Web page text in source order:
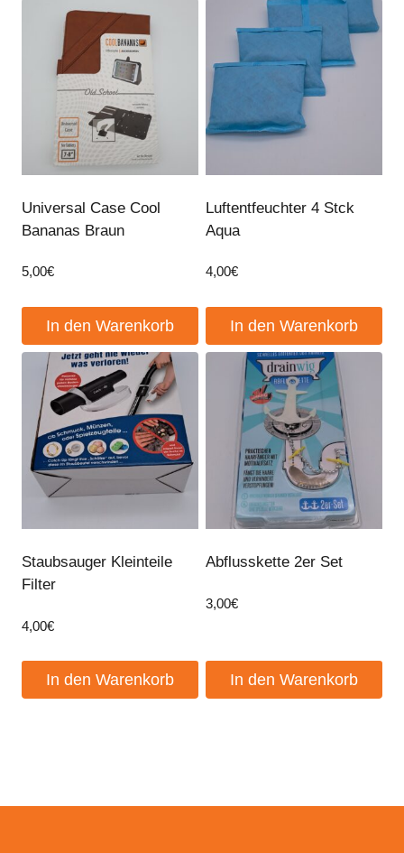
Universal Case Cool
Bananas Braun
5,00€
In den Warenkorb
Luftentfeuchter 4 Stck
Aqua
4,00€
In den Warenkorb
Staubsauger Kleinteile
Filter
4,00€
In den Warenkorb
Abflusskette 2er Set
3,00€
In den Warenkorb